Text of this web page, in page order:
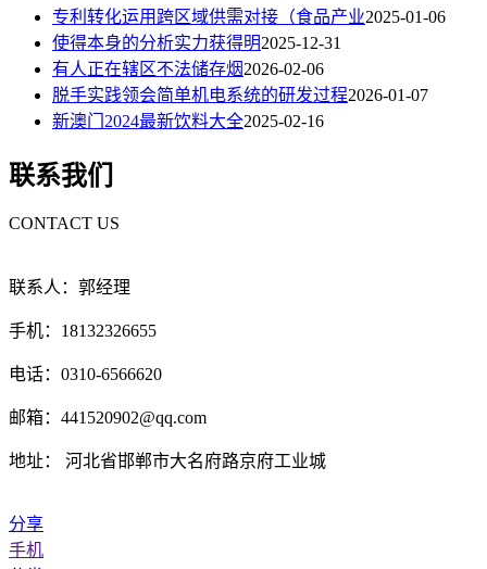
专利转化运用跨区域供需对接（食品产业2025-01-06
使得本身的分析实力获得明2025-12-31
有人正在辖区不法储存烟2026-02-06
脱手实践领会简单机电系统的研发过程2026-01-07
新澳门2024最新饮料大全2025-02-16
联系我们
CONTACT US
联系人：郭经理
手机：18132326655
电话：0310-6566620
邮箱：441520902@qq.com
地址： 河北省邯郸市大名府路京府工业城
分享
手机